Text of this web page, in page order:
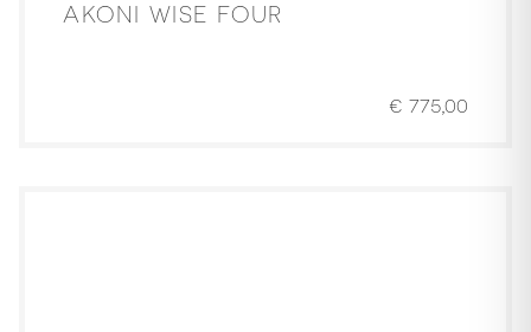
AKONI WISE FOUR
€ 775,00